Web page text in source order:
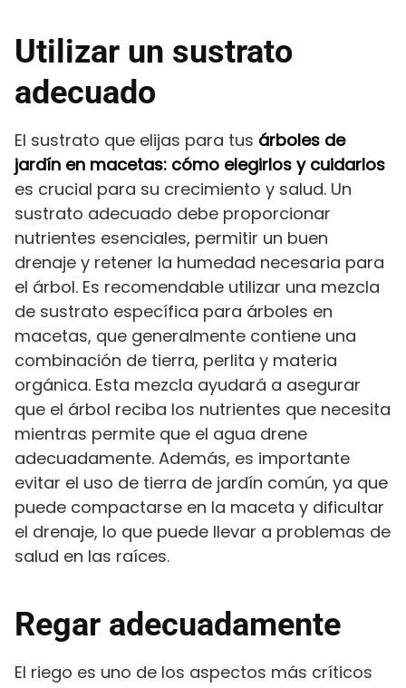
Utilizar un sustrato
adecuado
El sustrato que elijas para tus árboles de
jardín en macetas: cómo elegirlos y cuidarlos
es crucial para su crecimiento y salud. Un
sustrato adecuado debe proporcionar
nutrientes esenciales, permitir un buen
drenaje y retener la humedad necesaria para
el árbol. Es recomendable utilizar una mezcla
de sustrato específica para árboles en
macetas, que generalmente contiene una
combinación de tierra, perlita y materia
orgánica. Esta mezcla ayudará a asegurar
que el árbol reciba los nutrientes que necesita
mientras permite que el agua drene
adecuadamente. Además, es importante
evitar el uso de tierra de jardín común, ya que
puede compactarse en la maceta y dificultar
el drenaje, lo que puede llevar a problemas de
salud en las raíces.
Regar adecuadamente
El riego es uno de los aspectos más críticos